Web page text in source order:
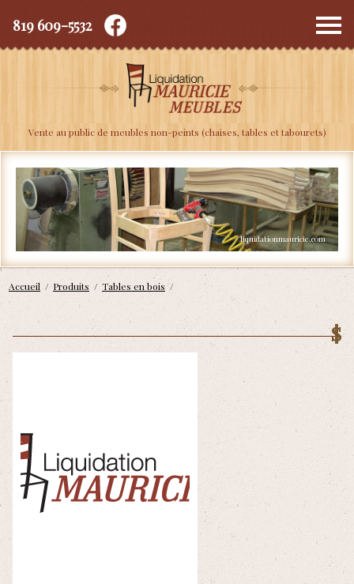
819 609-5532
Vente au public de meubles non-peints (chaises, tables et tabourets)
Accueil / Produits / Tables en bois /
$